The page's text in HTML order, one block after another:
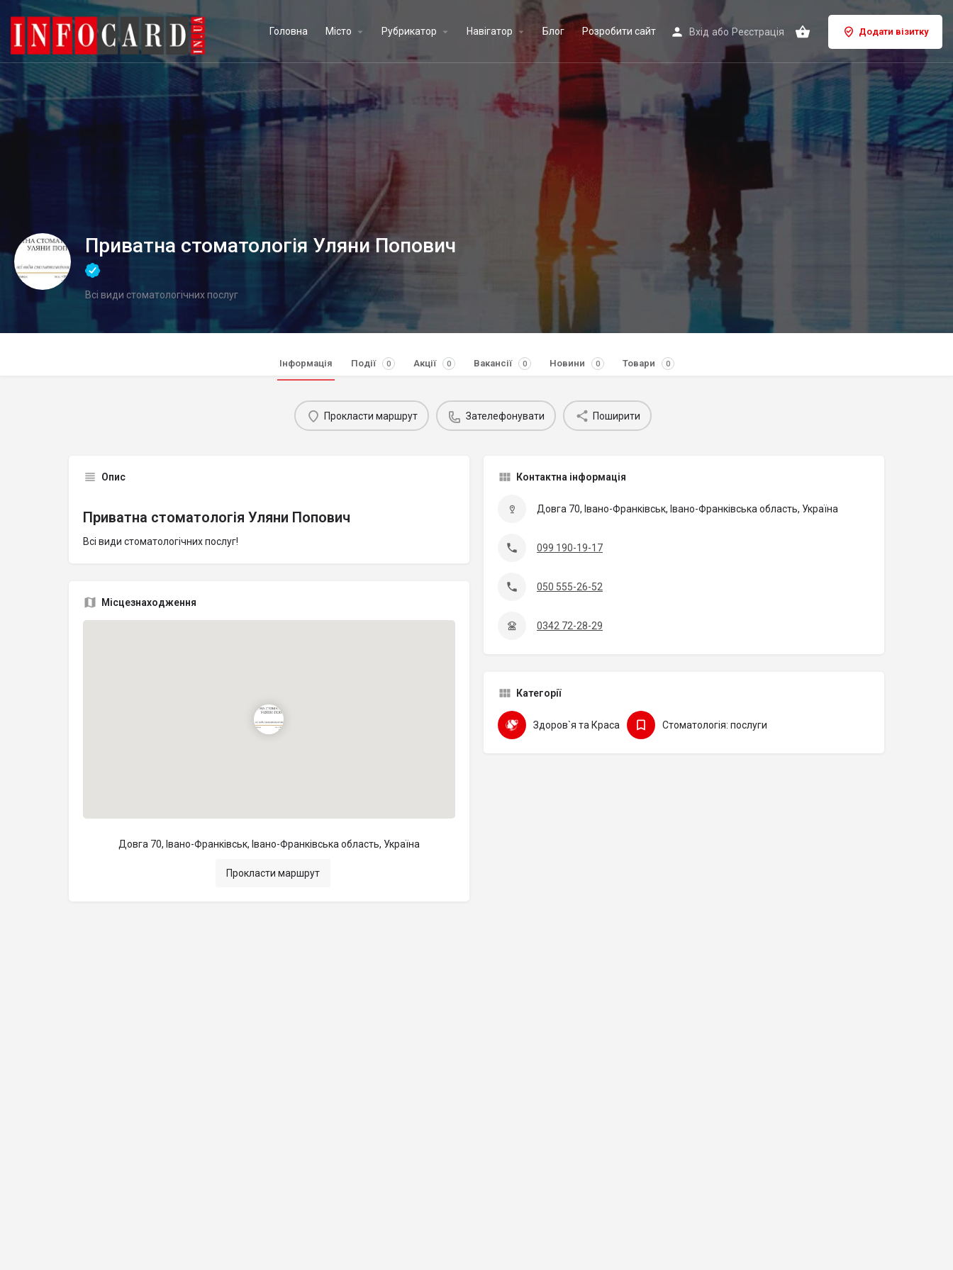
Головна Місто Рубрикатор Навігатор Блог Розробити сайт Вхід або Реєстрація Додати візитку
Приватна стоматологія Уляни Попович
Всі види стоматологічних послуг
Інформація Події 0 Акції 0 Вакансії 0 Новини 0 Товари 0
Прокласти маршрут Зателефонувати Поширити
Опис
Приватна стоматологія Уляни Попович
Всі види стоматологічних послуг!
Контактна інформація
Довга 70, Івано-Франківськ, Івано-Франківська область, Україна
099 190-19-17
050 555-26-52
0342 72-28-29
Місцезнаходження
Довга 70, Івано-Франківськ, Івано-Франківська область, Україна
Прокласти маршрут
Категорії
Здоров`я та Краса Стоматологія: послуги